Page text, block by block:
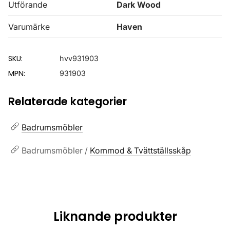
Utförande Dark Wood
Varumärke Haven
SKU: hvv931903
MPN: 931903
Relaterade kategorier
Badrumsmöbler
Badrumsmöbler / Kommod & Tvättställsskåp
Liknande produkter